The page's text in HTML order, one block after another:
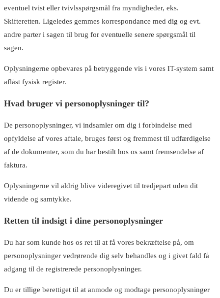
eventuel tvist eller tvivlsspørgsmål fra myndigheder, eks.
Skifteretten. Ligeledes gemmes korrespondance med dig og evt.
andre parter i sagen til brug for eventuelle senere spørgsmål til
sagen.
Oplysningerne opbevares på betryggende vis i vores IT-system samt
aflåst fysisk register.
Hvad bruger vi personoplysninger til?
De personoplysninger, vi indsamler om dig i forbindelse med
opfyldelse af vores aftale, bruges først og fremmest til udfærdigelse
af de dokumenter, som du har bestilt hos os samt fremsendelse af
faktura.
Oplysningerne vil aldrig blive videregivet til tredjepart uden dit
vidende og samtykke.
Retten til indsigt i dine personoplysninger
Du har som kunde hos os ret til at få vores bekræftelse på, om
personoplysninger vedrørende dig selv behandles og i givet fald få
adgang til de registrerede personoplysninger.
Du er tillige berettiget til at anmode og modtage personoplysninger